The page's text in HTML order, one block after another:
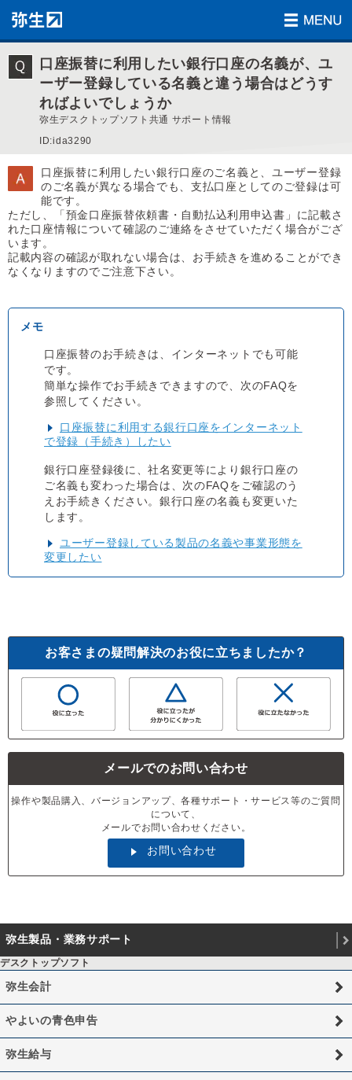
口座振替に利用したい銀行口座の名義が、ユ
ーザー登録している名義と違う場合はどうす
ればよいでしょうか
弥生デスクトップソフト共通 サポート情報
ID:ida3290
口座振替に利用したい銀行口座のご名義と、ユーザー登録
のご名義が異なる場合でも、支払口座としてのご登録は可
能です。
ただし、「預金口座振替依頼書・自動払込利用申込書」に記載さ
れた口座情報について確認のご連絡をさせていただく場合がござ
います。
記載内容の確認が取れない場合は、お手続きを進めることができ
なくなりますのでご注意下さい。
口座振替のお手続きは、インターネットでも可能
です。
簡単な操作でお手続きできますので、次のFAQを
参照してください。
口座振替に利用する銀行口座をインターネット
で登録（手続き）したい
銀行口座登録後に、社名変更等により銀行口座の
ご名義も変わった場合は、次のFAQをご確認のう
えお手続きください。銀行口座の名義も変更いた
します。
ユーザー登録している製品の名義や事業形態を
変更したい
お客さまの疑問解決のお役に立ちましたか？
メールでのお問い合わせ
操作や製品購入、バージョンアップ、各種サポート・サービス等のご質問
について、
メールでお問い合わせください。
お問い合わせ
弥生製品・業務サポート
デスクトップソフト
弥生会計
やよいの青色申告
弥生給与